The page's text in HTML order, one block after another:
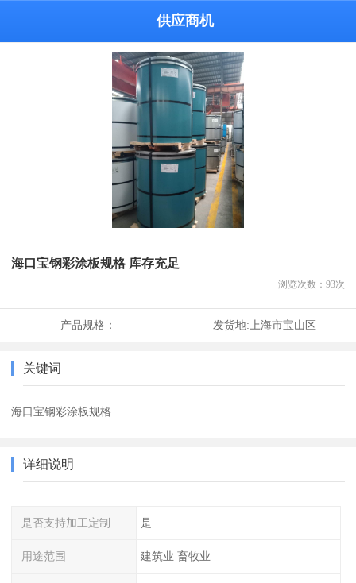
供应商机
海口宝钢彩涂板规格 库存充足
浏览次数： 93次
产品规格： 发货地:上海市宝山区
关键词
海口宝钢彩涂板规格
详细说明
是否支持加工定制 是
用途范围 建筑业 畜牧业